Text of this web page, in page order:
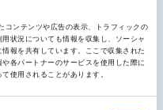
コンテンツや広告の表示、トラフィックの
状況についても情報を収集し、ソーシャ
報を共有しています。ここで収集された
各パートナーのサービスを使用した際に
使用されることがあります。
うになっていま
節に進入する方向
く2つに分かれま
は後方からに比べ
、筋肉や腱を切る